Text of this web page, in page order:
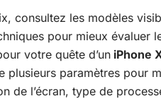
consultez les modèles
pour mieux évaluer
votre quête d’un iPhone
plusieurs paramètres pour
de l’écran, type de